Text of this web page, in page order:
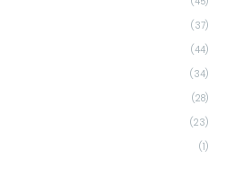
(37)
(44)
(34)
(28)
(23)
(1)